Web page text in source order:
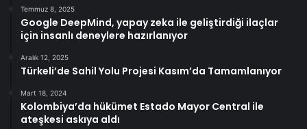
Temmuz 8, 2025
Google DeepMind, yapay zeka ile geliştirdiği ilaçlar
için insanlı deneylere hazırlanıyor
Aralık 12, 2025
Türkeli’de Sahil Yolu Projesi Kasım’da Tamamlanıyor
Mart 18, 2024
Kolombiya’da hükümet Estado Mayor Central ile
ateşkesi askıya aldı